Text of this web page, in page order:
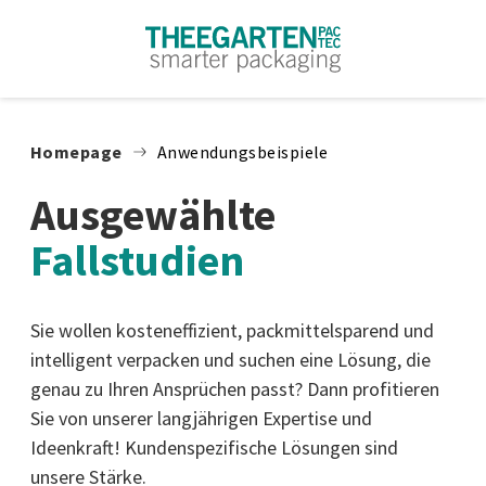
Homepage Anwendungsbeispiele
Ausgewählte
Fallstudien
Sie wollen kosteneffizient, packmittelsparend und
intelligent verpacken und suchen eine Lösung, die
genau zu Ihren Ansprüchen passt? Dann profitieren
Sie von unserer langjährigen Expertise und
Ideenkraft! Kundenspezifische Lösungen sind
unsere Stärke.